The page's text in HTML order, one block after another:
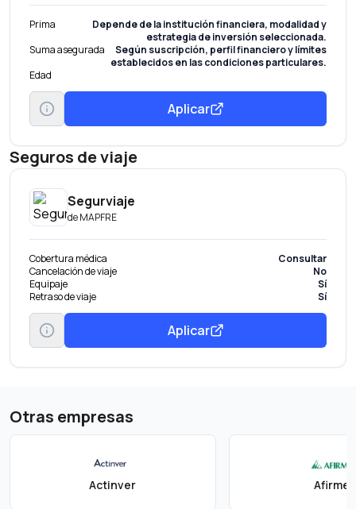
Prima
Depende de la institución financiera, modalidad y
estrategia de inversión seleccionada.
Suma asegurada
Según suscripción, perfil financiero y límites
establecidos en las condiciones particulares.
Edad
Aplicar
Seguros de viaje
Segurviaje
deMAPFRE
Cobertura médica
Consultar
Cancelación de viaje
No
Equipaje
Sí
Retraso de viaje
Sí
Aplicar
Otras empresas
Actinver Afirme